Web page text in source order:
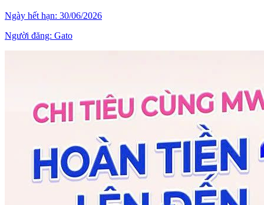
Ngày hết hạn: 30/06/2026
Người đăng: Gato